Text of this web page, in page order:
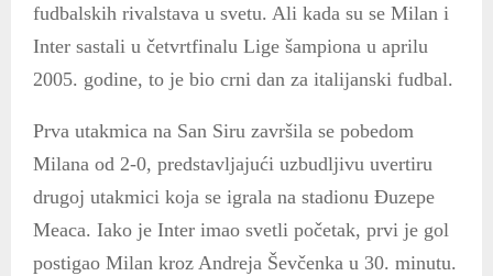
fudbalskih rivalstava u svetu. Ali kada su se Milan i
Inter sastali u četvrtfinalu Lige šampiona u aprilu
2005. godine, to je bio crni dan za italijanski fudbal.
Prva utakmica na San Siru završila se pobedom
Milana od 2-0, predstavljajući uzbudljivu uvertiru
drugoj utakmici koja se igrala na stadionu Đuzepe
Meaca. Iako je Inter imao svetli početak, prvi je gol
postigao Milan kroz Andreja Ševčenka u 30. minutu.